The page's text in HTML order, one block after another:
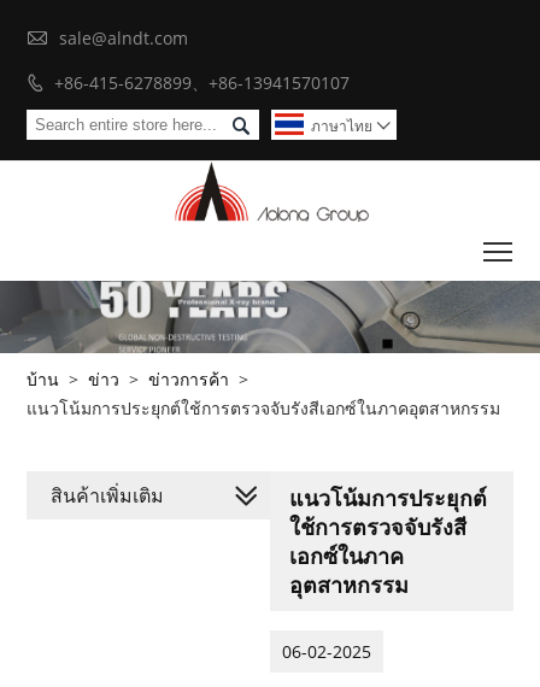
 sale@alndt.com
 +86-415-6278899、+86-13941570107
 ภาษาไทย 
บ้าน > ข่าว > ข่าวการค้า >
แนวโน้มการประยุกต์ใช้การตรวจจับรังสีเอกซ์ในภาคอุตสาหกรรม
แนวโน้มการประยุกต์
ใช้การตรวจจับรังสี
เอกซ์ในภาค
อุตสาหกรรม
06-02-2025
สินค้าเพิ่มเติม